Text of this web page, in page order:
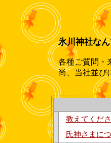
氷川神社な
各種ご質問・
尚、当社並び
教えてくだ
氏神さまに